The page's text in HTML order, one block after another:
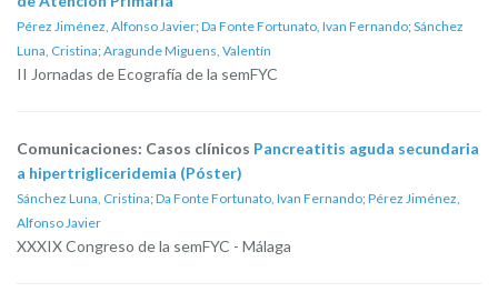
Pérez Jiménez, Alfonso Javier; Da Fonte Fortunato, Ivan Fernando; Sánchez
Luna, Cristina; Aragunde Miguens, Valentín
II Jornadas de Ecografía de la semFYC
Comunicaciones: Casos clínicos Pancreatitis aguda secundaria
a hipertrigliceridemia (Póster)
Sánchez Luna, Cristina; Da Fonte Fortunato, Ivan Fernando; Pérez Jiménez,
Alfonso Javier
XXXIX Congreso de la semFYC - Málaga